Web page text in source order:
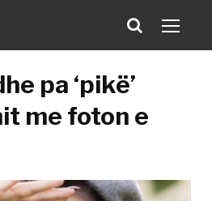
pa ‘pikë’
me foton e